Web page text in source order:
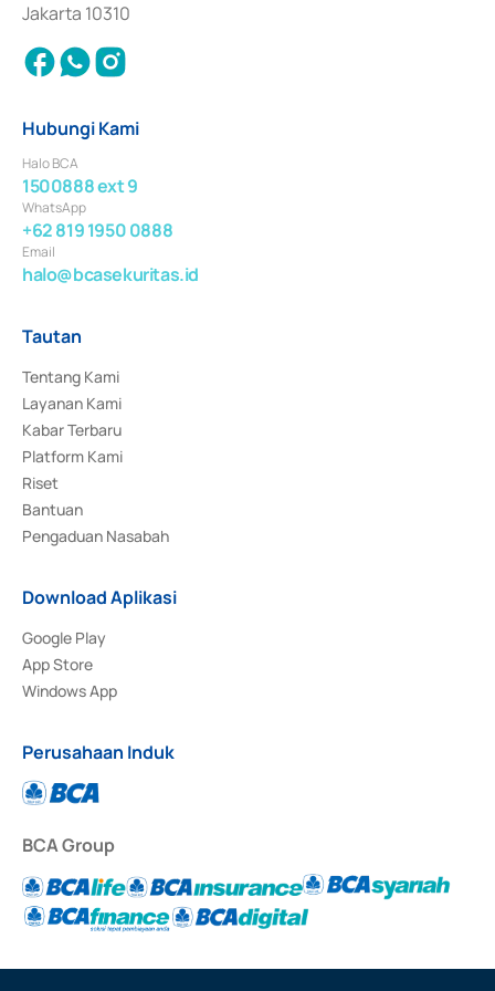
Jakarta 10310
Hubungi Kami
Halo BCA
1500888 ext 9
WhatsApp
+62 819 1950 0888
Email
halo@bcasekuritas.id
Tautan
Tentang Kami
Layanan Kami
Kabar Terbaru
Platform Kami
Riset
Bantuan
Pengaduan Nasabah
Download Aplikasi
Google Play
App Store
Windows App
Perusahaan Induk
BCA Group